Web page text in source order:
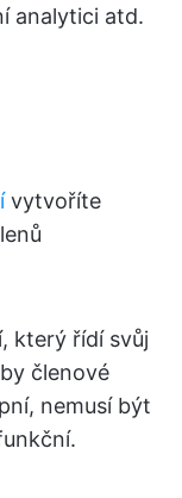
analytici atd.
vytvoříte
který řídí svůj
členové
nemusí být